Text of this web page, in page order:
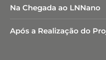
Na Chegada ao LNNano
Após a Realização do